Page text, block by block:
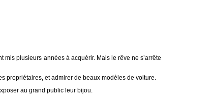
mis plusieurs années à acquérir. Mais le rêve ne s’arrête
propriétaires, et admirer de beaux modèles de voiture.
au grand public leur bijou.